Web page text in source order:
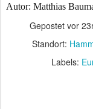
Autor: Matthias
Gepostet vor
Standort:
Labels: